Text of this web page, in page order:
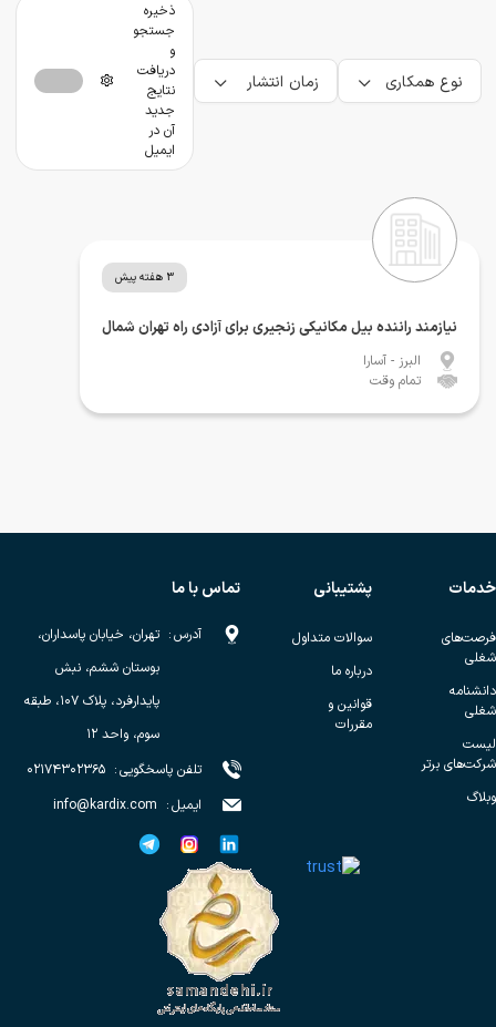
نوع همکاری زمان انتشار
ذخیره
جستجو
و
دریافت
نتایج
جدید
آن در
ایمیل
3 هفته پیش
نیازمند راننده بیل مکانیکی زنجیری برای آزادی راه تهران شمال
البرز - آسارا
تمام وقت
خدمات
فرصت‌های
شغلی
دانشنامه
شغلی
لیست
شرکت‌های برتر
وبلاگ
پشتیبانی
سوالات متداول
درباره ما
قوانین و
مقررات
تماس با ما
آدرس: تهران، خیابان پاسداران،
بوستان ششم، نبش
پایدارفرد، پلاک ۱۰۷، طبقه
سوم، واحد ۱۲
تلفن پاسخگویی: ۰۲۱۷۴۳۰۲۳۶۵
ایمیل:
info@kardix.com